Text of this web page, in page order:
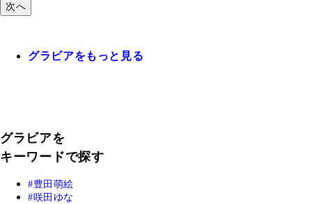
次へ
グラビアをもっと見る
グラビアを
キーワードで探す
豊田萌絵
咲田ゆな